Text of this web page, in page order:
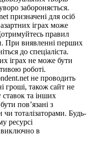
забороняється.
призначені для осіб
іграх може
правил
При виявленні перших
до спеціаліста.
іграх не може бути
роботі.
не проводить
гроші, також сайт не
ставок та інших
пов’язані з
тоталізаторами. Будь-
ресурсі
виключно в